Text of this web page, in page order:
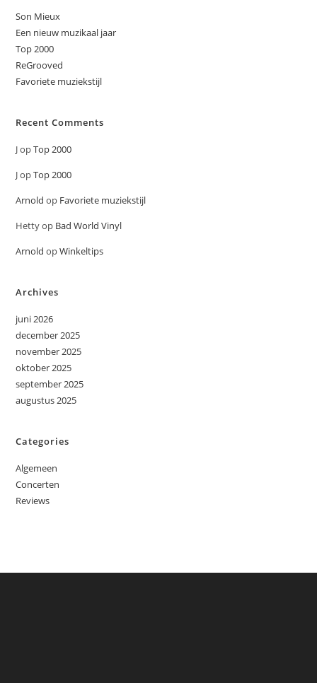
Son Mieux
Een nieuw muzikaal jaar
Top 2000
ReGrooved
Favoriete muziekstijl
Recent Comments
JopTop 2000
JopTop 2000
Arnold op Favoriete muziekstijl
Hettyop Bad World Vinyl
Arnold opWinkeltips
Archives
juni 2026
december 2025
november 2025
oktober 2025
september 2025
augustus 2025
Categories
Algemeen
Concerten
Reviews